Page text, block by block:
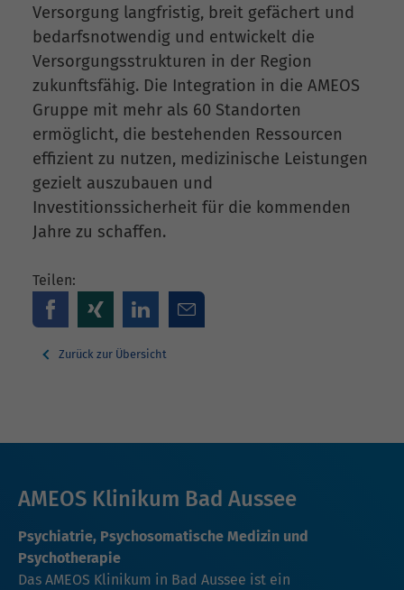
Versorgung langfristig, breit gefächert und
bedarfsnotwendig und entwickelt die
Versorgungsstrukturen in der Region
zukunftsfähig. Die Integration in die AMEOS
Gruppe mit mehr als 60 Standorten
ermöglicht, die bestehenden Ressourcen
effizient zu nutzen, medizinische Leistungen
gezielt auszubauen und
Investitionssicherheit für die kommenden
Jahre zu schaffen.
Teilen:
Zurück zur Übersicht
AMEOS Klinikum Bad Aussee
Psychiatrie, Psychosomatische Medizin und
Psychotherapie
Das AMEOS Klinikum in Bad Aussee ist ein